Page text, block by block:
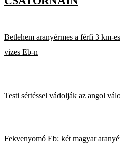
Betlehem aranyérmes a férfi 3 km-
vizes Eb-n
Testi sértéssel vádolják az angol
Fekvenyomó Eb: két magyar